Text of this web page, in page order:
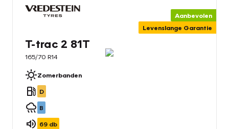
Aanbevolen
Levenslange Garantie
T-trac 2 81T
165/70 R14
Zomerbanden
D
B
69 db